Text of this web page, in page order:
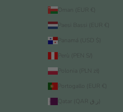
Oman (EUR €)
Panamá (USD $)
Perù (PEN S/)
Polonia (PLN zł)
Portogallo (EUR €)